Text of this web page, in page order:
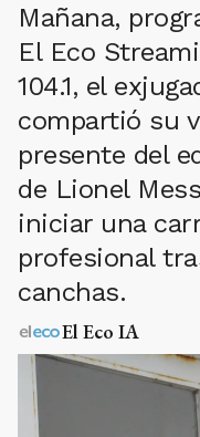
Mañana,
El Eco
104.1, el
compartió su
presente del
de Lionel
iniciar una
profesional
canchas.
El Eco IA